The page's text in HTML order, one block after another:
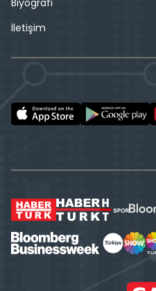
Biyografi
İletişim